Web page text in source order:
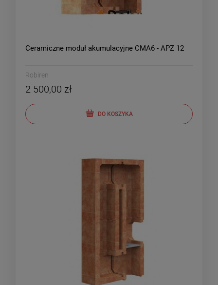
Ceramiczne moduł akumulacyjne CMA6 - APZ 12
Robiren
2 500,00 zł
DO KOSZYKA